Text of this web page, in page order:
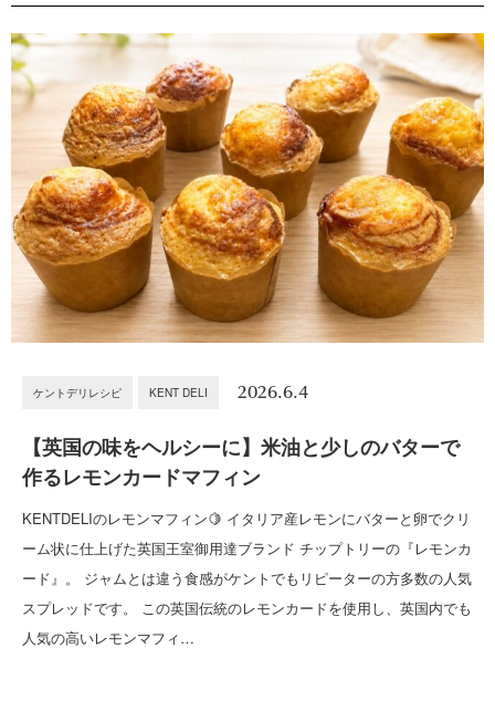
ケントデリレシピ KENT DELI 2026.6.4
【英国の味をヘルシーに】米油と少しのバターで
作るレモンカードマフィン
KENTDELIのレモンマフィン🍋 イタリア産レモンにバターと卵でクリ
ーム状に仕上げた英国王室御用達ブランド チップトリーの『レモンカ
ード』。 ジャムとは違う食感がケントでもリピーターの方多数の人気
スプレッドです。 この英国伝統のレモンカードを使用し、英国内でも
人気の高いレモンマフィ…